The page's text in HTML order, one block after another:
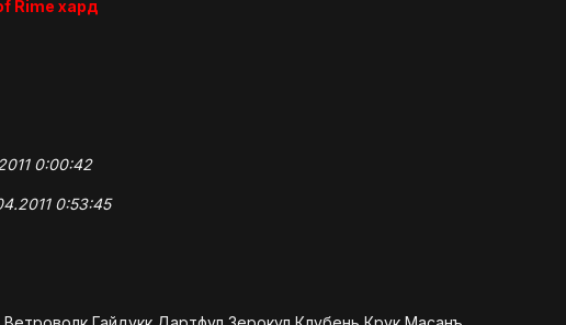
Rime хард
0:00:42
0:53:45